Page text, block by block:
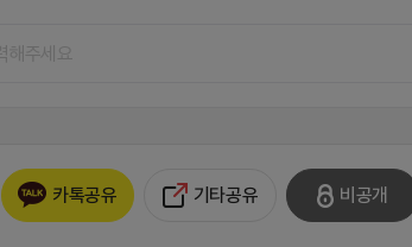
카톡공유 기타공유 비공개